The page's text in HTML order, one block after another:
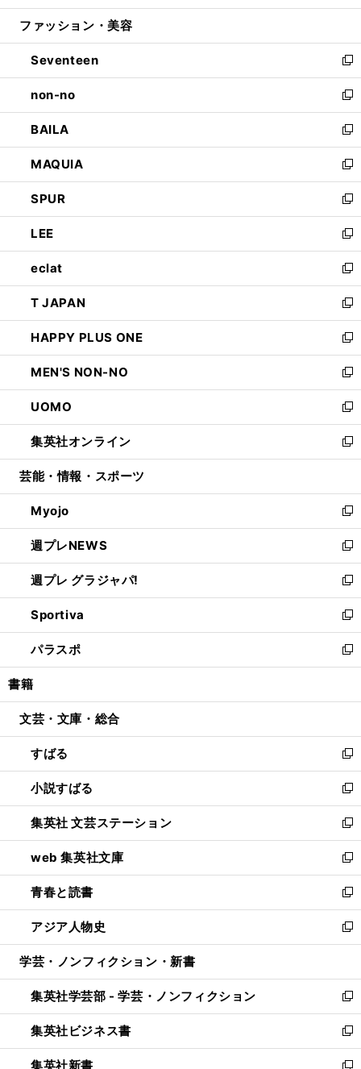
開
ウ
開
く
ン
ウ
で
開
く
ウ
ン
ド
ウ
で
開
く
ファッション・美容
Seventeen
新
し
い
ウ
ィ
ン
ド
ウ
で
開
く
non-no
新
し
い
ウ
ィ
ン
ド
ウ
で
開
く
BAILA
新
し
い
ウ
ィ
ン
ド
ウ
で
開
く
MAQUIA
新
し
い
ウ
ィ
ン
ド
ウ
で
開
く
SPUR
新
し
い
ウ
ィ
ン
ド
ウ
で
開
く
LEE
新
し
い
ウ
ィ
ン
ド
ウ
で
開
く
eclat
新
し
い
ウ
ィ
ン
ド
ウ
で
開
く
T JAPAN
新
し
い
ウ
ィ
ン
ド
ウ
で
開
HAPPY PLUS ONE
新
し
い
ウ
ィ
ン
ド
ウ
開
く
MEN'S NON-NO
新
し
い
ウ
ィ
ン
ウ
で
開
く
UOMO
新
し
い
ウ
ン
ド
ウ
で
開
く
集英社オンライン
新
し
ウ
ィ
ン
ド
ウ
で
開
く
芸能・情報・スポーツ
Myojo
新
し
い
ウ
ィ
ン
ド
ウ
で
開
週プレNEWS
新
し
い
ウ
ィ
ン
ド
ウ
開
週プレ グラジャパ!
新
し
い
ウ
ィ
ン
ウ
開
く
Sportiva
新
し
い
ウ
ン
ウ
で
開
く
パラスポ
新
し
ウ
ン
ド
ウ
で
開
く
書籍
文芸・文庫・総合
すばる
新
し
い
ウ
ィ
ン
ド
ウ
で
開
く
小説すばる
新
し
い
ウ
ィ
ン
ド
ウ
で
開
集英社 文芸ステーション
新
し
い
ウ
ィ
ン
ド
ウ
開
く
web 集英社文庫
新
し
い
ウ
ィ
ン
ウ
で
開
く
青春と読書
新
し
い
ウ
ン
ド
ウ
で
開
く
アジア人物史
新
し
ウ
ィ
ン
ド
ウ
で
学芸・ノンフィクション・新書
集英社学芸部 - 学芸・ノンフィクション
新
し
い
ウ
集英社ビジネス書
新
し
集英社新書